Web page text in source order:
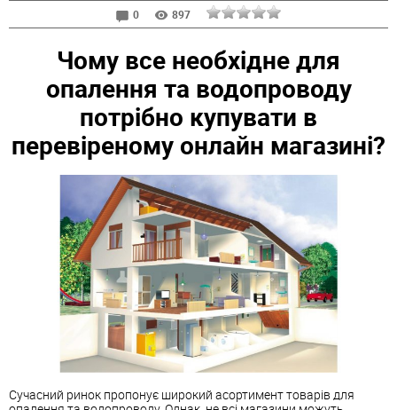
0
897
Чому все необхідне для
опалення та водопроводу
потрібно купувати в
перевіреному онлайн магазині?
Сучасний ринок пропонує широкий асортимент товарів для